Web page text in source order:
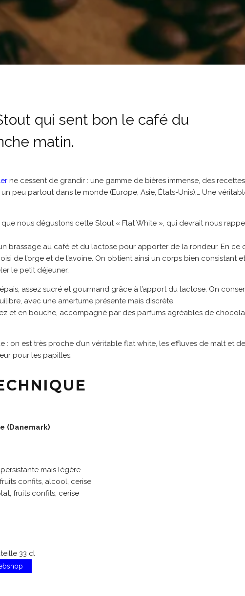
qui sent bon le café du
matin.
ne cessent de grandir : une gamme de bières immense, des
peu partout dans le monde (Europe, Asie, États-Unis),… Une
que nous dégustons cette Stout « Flat White », qui devrait nous
brassage au café et du lactose pour apporter de la rondeur. En ce
de l’orge et de l’avoine. On obtient ainsi un corps bien consistant
le petit déjeuner.
assez sucré et gourmand grâce à l’apport du lactose. On
avec une amertume présente mais discrète.
et en bouche, accompagné par des parfums agréables de
: on est très proche d’un véritable flat white, les effluves de malt et
pour les papilles.
(Danemark)
mais légère
confits, alcool, cerise
fruits confits, cerise
33 cl